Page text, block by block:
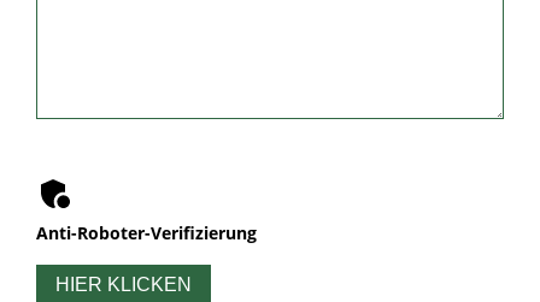
Anti-Roboter-Verifizierung
HIER KLICKEN